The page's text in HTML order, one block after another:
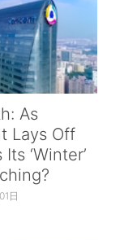
As
Lays Off
‘Winter’
日